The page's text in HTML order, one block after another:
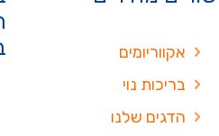
אקווריומים
בריכות נוי
הדגים שלנו